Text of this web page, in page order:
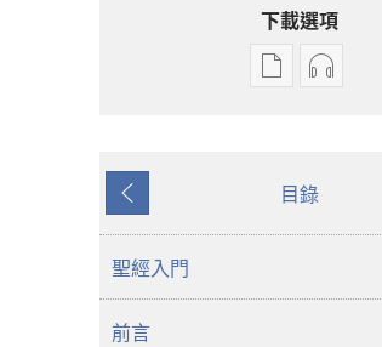
下載選項
電
物
錄
上
一
頁
目錄
聖經入門
前言